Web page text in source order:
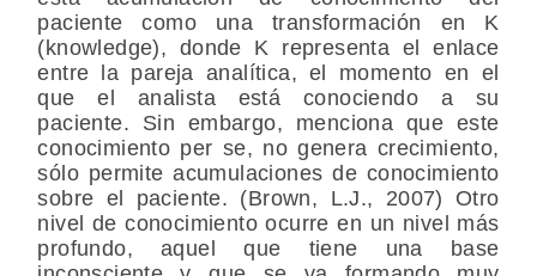
paciente como una transformación en K
(knowledge), donde K representa el enlace
entre la pareja analítica, el momento en el
que el analista está conociendo a su
paciente. Sin embargo, menciona que este
conocimiento per se, no genera crecimiento,
sólo permite acumulaciones de conocimiento
sobre el paciente. (Brown, L.J., 2007) Otro
nivel de conocimiento ocurre en un nivel más
profundo, aquel que tiene una base